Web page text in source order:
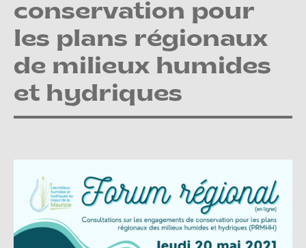
conservation pour
les plans régionaux
de milieux humides
et hydriques